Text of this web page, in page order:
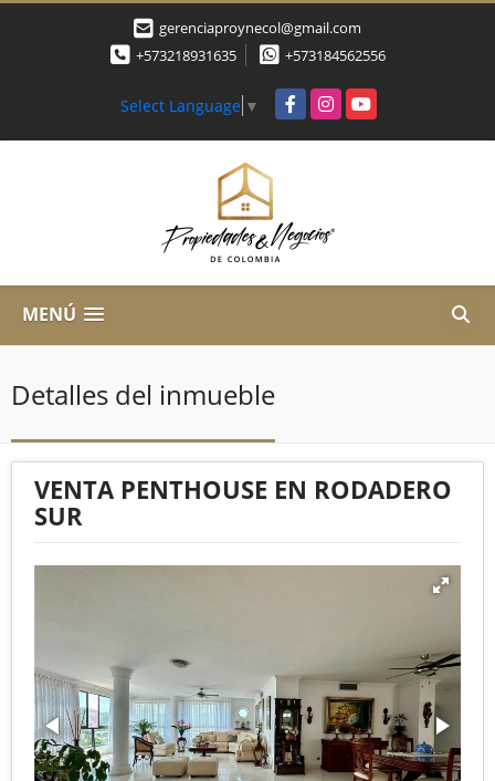
gerenciaproynecol@gmail.com
+573218931635
+573184562556
Select Language ▼ FacebookInstagramYouTube
MENÚ
Detalles del inmueble
VENTA PENTHOUSE EN RODADERO
SUR